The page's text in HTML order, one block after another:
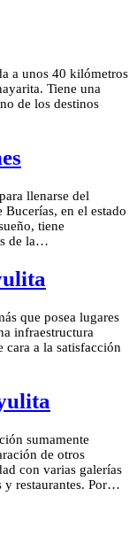
a unos 40 kilómetros
Tiene una
de los destinos
llenarse del
en el estado
tiene
de la…
que posea lugares
infraestructura
cara a la satisfacción
sumamente
de otros
con varias galerías
y restaurantes. Por…